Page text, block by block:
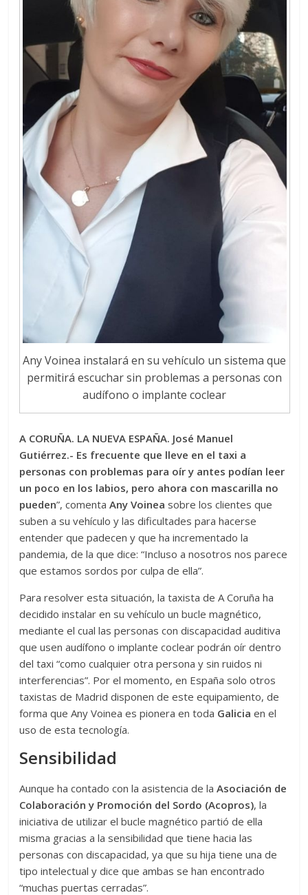
Any Voinea instalará en su vehículo un sistema que
permitirá escuchar sin problemas a personas con
audífono o implante coclear
A CORUÑA. LA NUEVA ESPAÑA. José Manuel
Gutiérrez.- Es frecuente que lleve en el taxi a
personas con problemas para oír y antes podían leer
un poco en los labios, pero ahora con mascarilla no
pueden”, comenta Any Voinea sobre los clientes que
suben a su vehículo y las dificultades para hacerse
entender que padecen y que ha incrementado la
pandemia, de la que dice: “Incluso a nosotros nos parece
que estamos sordos por culpa de ella”.
Para resolver esta situación, la taxista de A Coruña ha
decidido instalar en su vehículo un bucle magnético,
mediante el cual las personas con discapacidad auditiva
que usen audífono o implante coclear podrán oír dentro
del taxi “como cualquier otra persona y sin ruidos ni
interferencias”. Por el momento, en España solo otros
taxistas de Madrid disponen de este equipamiento, de
forma que Any Voinea es pionera en toda Galiciaen el
uso de esta tecnología.
Sensibilidad
Aunque ha contado con la asistencia de laAsociación de
Colaboración y Promoción del Sordo (Acopros), la
iniciativa de utilizar el bucle magnético partió de ella
misma gracias a la sensibilidad que tiene hacia las
personas con discapacidad, ya que su hija tiene una de
tipo intelectual y dice que ambas se han encontrado
“muchas puertas cerradas”.